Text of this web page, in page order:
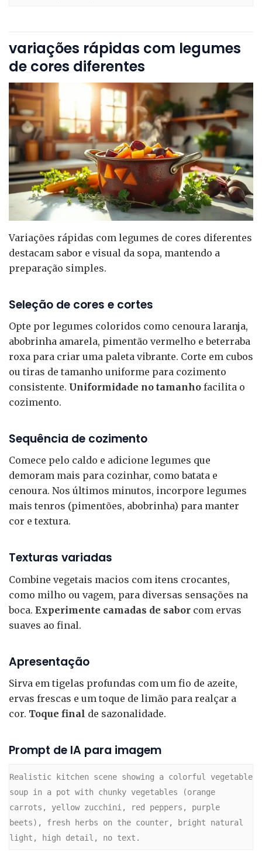
variações rápidas com legumes
de cores diferentes
Variações rápidas com legumes de cores diferentes
destacam sabor e visual da sopa, mantendo a
preparação simples.
Seleção de cores e cortes
Opte por legumes coloridos como cenoura laranja,
abobrinha amarela, pimentão vermelho e beterraba
roxa para criar uma paleta vibrante. Corte em cubos
ou tiras de tamanho uniforme para cozimento
consistente. Uniformidade no tamanho facilita o
cozimento.
Sequência de cozimento
Comece pelo caldo e adicione legumes que
demoram mais para cozinhar, como batata e
cenoura. Nos últimos minutos, incorpore legumes
mais tenros (pimentões, abobrinha) para manter
cor e textura.
Texturas variadas
Combine vegetais macios com itens crocantes,
como milho ou vagem, para diversas sensações na
boca. Experimente camadas de sabor com ervas
suaves ao final.
Apresentação
Sirva em tigelas profundas com um fio de azeite,
ervas frescas e um toque de limão para realçar a
cor. Toque final de sazonalidade.
Prompt de IA para imagem
Realistic kitchen scene showing a colorful vegetable
soup in a pot with chunky vegetables (orange
carrots, yellow zucchini, red peppers, purple
beets), fresh herbs on the counter, bright natural
light, high detail, no text.